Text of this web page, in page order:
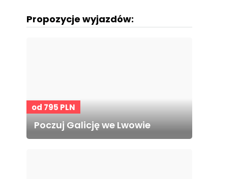
Propozycje wyjazdów:
od 795 PLN
Poczuj Galicję we Lwowie